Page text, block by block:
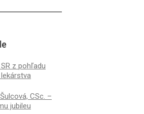
z pohľadu
CSc. –
jubileu